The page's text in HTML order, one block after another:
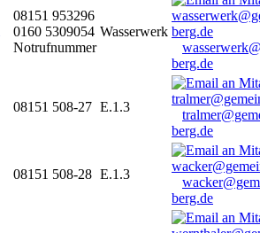
08151 953296
0160 5309054
Notrufnummer
Wasserwerk
berg.de
08151 508-27 E.1.3
berg.de
08151 508-28 E.1.3
berg.de